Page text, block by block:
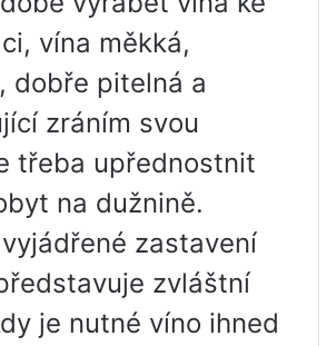
vína měkká,
dobře pitelná a
zráním svou
třeba upřednostnit
na dužnině.
zastavení
zvláštní
je nutné víno ihned